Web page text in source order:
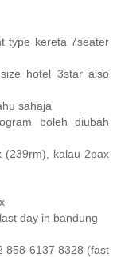
type kereta 7seater
hotel 3star also
sahaja
boleh diubah
(239rm), kalau 2pax
day in bandung
858 6137 8328 (fast